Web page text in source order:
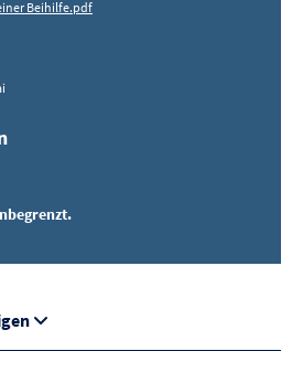
Beihilfe.pdf